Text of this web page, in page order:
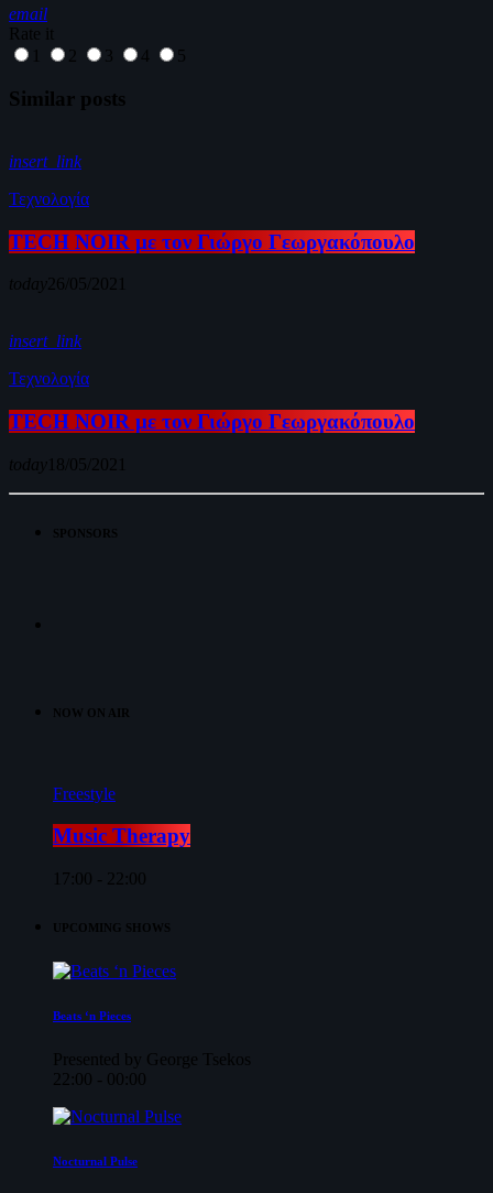
email
Rate it
1
2 3 4 5
Similar posts
insert_link
Τεχνολογία
TECH NOIR με τον Γιώργο Γεωργακόπουλο
today 26/05/2021
insert_link
Τεχνολογία
TECH NOIR με τον Γιώργο Γεωργακόπουλο
today 18/05/2021
SPONSORS
NOW ON AIR
Freestyle
Music Therapy
17:00 - 22:00
UPCOMING SHOWS
Beats ‘n Pieces
Presented by George Tsekos
22:00 - 00:00
Nocturnal Pulse